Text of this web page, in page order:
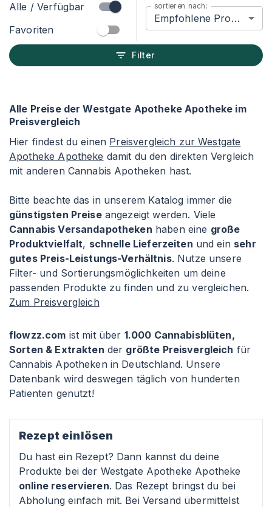
Alle / Verfügbar
Favoriten
sortieren nach:
Empfohlene Produkte
Filter
Alle Preise der Westgate Apotheke Apotheke im
Preisvergleich
Hier findest du einen Preisvergleich zur Westgate
Apotheke Apotheke damit du den direkten Vergleich
mit anderen Cannabis Apotheken hast.
Bitte beachte das in unserem Katalog immer die
günstigsten Preiseangezeigt werden. Viele
Cannabis Versandapotheken haben eine große
Produktvielfalt, schnelle Lieferzeiten und ein sehr
gutes Preis-Leistungs-Verhältnis. Nutze unsere
Filter- und Sortierungsmöglichkeiten um deine
passenden Produkte zu finden und zu vergleichen.
Zum Preisvergleich
flowzz.com ist mit über 1.000 Cannabisblüten,
Sorten & Extrakten der größte Preisvergleich für
Cannabis Apotheken in Deutschland. Unsere
Datenbank wird deswegen täglich von hunderten
Patienten genutzt!
Rezept einlösen
Du hast ein Rezept? Dann kannst du deine
Produkte bei der Westgate Apotheke Apotheke
online reservieren. Das Rezept bringst du bei
Abholung einfach mit. Bei Versand übermittelst